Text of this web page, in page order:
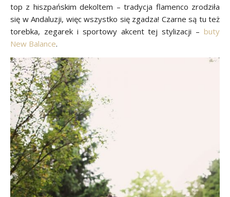
top z hiszpańskim dekoltem – tradycja flamenco zrodziła
się w Andaluzji, więc wszystko się zgadza! Czarne są tu też
torebka, zegarek i sportowy akcent tej stylizacji – buty
New Balance.